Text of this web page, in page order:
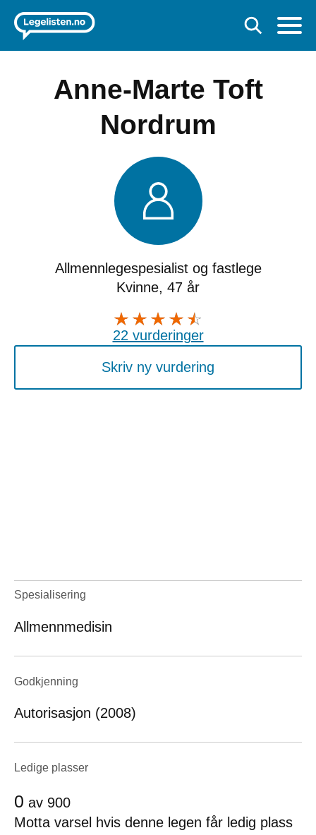
Anne-Marte Toft
Nordrum
Allmennlegespesialist og fastlege
Kvinne, 47 år
22 vurderinger
Skriv ny vurdering
Spesialisering
Allmennmedisin
Godkjenning
Autorisasjon (2008)
Ledige plasser
0 av 900
Motta varsel hvis denne legen får ledig plass